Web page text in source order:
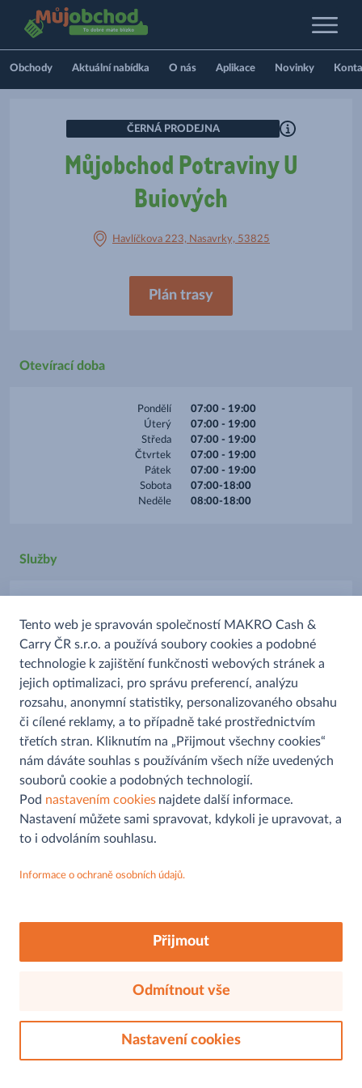
Obchody Aktuální nabídka O nás Aplikace Novinky
ČERNÁ PRODEJNA
Můjobchod Potraviny U
Buiových
Havlíčkova 223, Nasavrky, 53825
Plán trasy
Otevírací doba
Pondělí
Úterý
Středa
Čtvrtek
Pátek
Sobota
Neděle
07:00 - 19:00
07:00 - 19:00
07:00 - 19:00
07:00 - 19:00
07:00 - 19:00
07:00-18:00
08:00-18:00
Služby
Platba kartou
Prodej alkoholu
Prodej uzenin
Tento web je spravován společností MAKRO Cash &
Carry ČR s.r.o. a používá soubory cookies a podobné
technologie k zajištění funkčnosti webových stránek a
jejich optimalizaci, pro správu preferencí, analýzu
rozsahu, anonymní statistiky, personalizovaného obsahu
či cílené reklamy, a to případně také prostřednictvím
třetích stran. Kliknutím na „Přijmout všechny cookies“
nám dáváte souhlas s používáním všech níže uvedených
souborů cookie a podobných technologií.
Pod nastavením cookies najdete další informace.
Nastavení můžete sami spravovat, kdykoli je upravovat, a
to i odvoláním souhlasu.
Informace o ochraně osobních údajů.
Přijmout
Odmítnout vše
Nastavení cookies
Pomoc a informace
Kontaktní formulář
Můjobchod
Aplikace
Zaměstnání a kariéra
© 2026, mujobchod.cz. Všechna práva vyhrazena.
Ochrana osobních údajů